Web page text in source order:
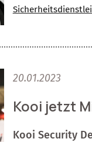
20.01.2023
Kooi jetzt
Kooi Security